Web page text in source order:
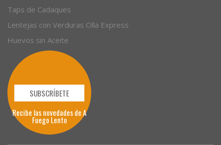
Taps de Cadaques
Lentejas con Verduras Olla Express
Huevos sin Aceite
SUBSCRÍBETE
Recibe las novedades de A
Fuego Lento